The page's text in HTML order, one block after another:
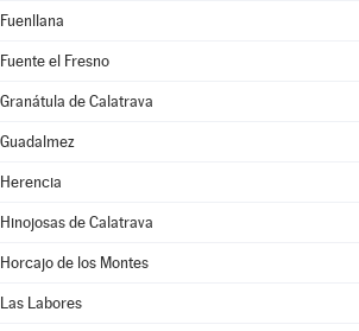
Fuenllana
Fuente el Fresno
Granátula de Calatrava
Guadalmez
Herencia
Hinojosas de Calatrava
Horcajo de los Montes
Las Labores